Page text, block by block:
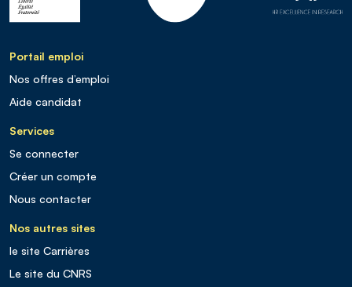
Portail emploi
Nos offres d’emploi
Aide candidat
Services
Se connecter
Créer un compte
Nous contacter
Nos autres sites
le site Carrières
Le site du CNRS